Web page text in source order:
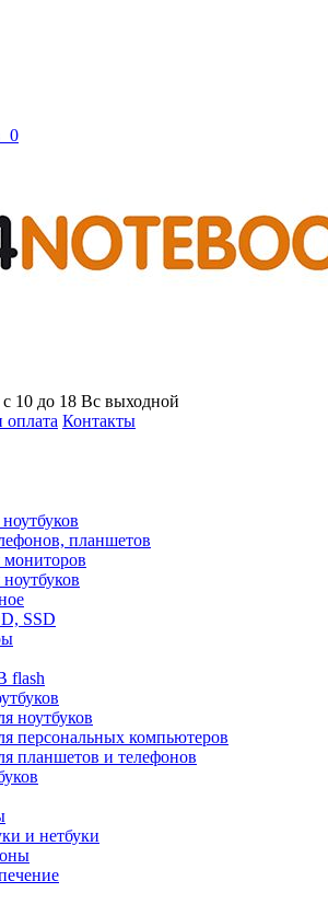
0
10 до 18 Вс выходной
оплата Контакты
планшетов
мониторов
SSD
flash
ноутбуков
персональных компьютеров
планшетов и телефонов
и нетбуки